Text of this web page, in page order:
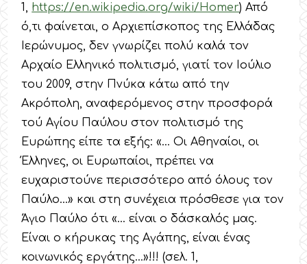
1, https://en.wikipedia.org/wiki/Homer) Από
ό,τι φαίνεται, ο Αρχιεπίσκοπος της Ελλάδας
Ιερώνυμος, δεν γνωρίζει πολύ καλά τον
Αρχαίο Ελληνικό πολιτισμό, γιατί τον Ιούλιο
του 2009, στην Πνύκα κάτω από την
Ακρόπολη, αναφερόμενος στην προσφορά
τού Αγίου Παύλου στον πολιτισμό της
Ευρώπης είπε τα εξής: «… Οι Αθηναίοι, οι
Έλληνες, οι Ευρωπαίοι, πρέπει να
ευχαριστούνε περισσότερο από όλους τον
Παύλο…» και στη συνέχεια πρόσθεσε για τον
Άγιο Παύλο ότι «… είναι ο δάσκαλός μας.
Είναι ο κήρυκας της Αγάπης, είναι ένας
κοινωνικός εργάτης…»!!! (σελ. 1,